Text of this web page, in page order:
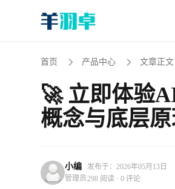
首页 产品中心 文章正文
🚀 立即体验
概念与底层
小编
管理员
发布于：2026年05月13日
298 阅读 · 0 评论